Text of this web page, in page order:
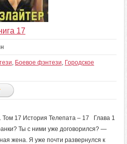
17
, Боевое фэнтези, Городское
Том 17 История Телепата – 17 Глава 1
Ты с ними уже договорился? —
жена. Я уже почти развернулся к